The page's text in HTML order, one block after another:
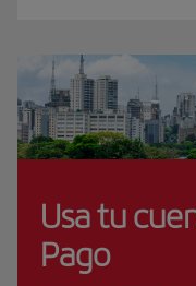
Usa tu
Pago